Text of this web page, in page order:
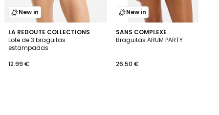
New in
LA REDOUTE COLLECTIONS
Lote de 3 braguitas
estampadas
12.99 €
New in
SANS COMPLEXE
Braguitas ARUM PARTY
26.50 €